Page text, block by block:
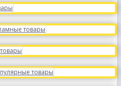
товары
товары